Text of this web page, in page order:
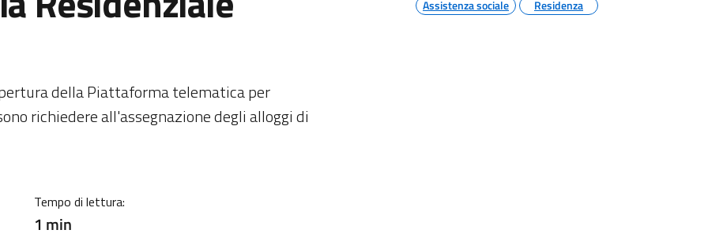
della Piattaforma telematica per
richiedere all'assegnazione degli alloggi di
Tempo di lettura:
1 min
Assistenza sociale Residenza